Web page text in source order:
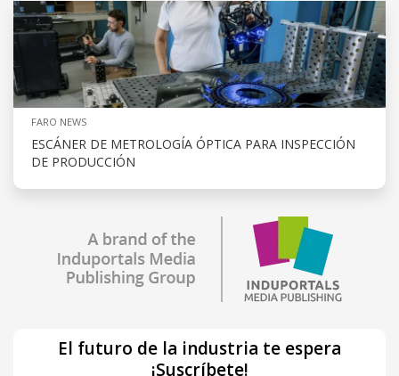
FARO NEWS
ESCÁNER DE METROLOGÍA ÓPTICA PARA INSPECCIÓN
DE PRODUCCIÓN
El futuro de la industria te espera
¡Suscríbete!